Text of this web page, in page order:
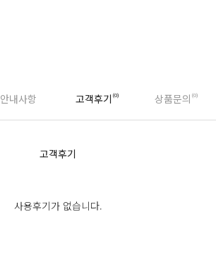
안내사항 고객후기 (0) 상품문의 (0)
고객후기
사용후기가 없습니다.